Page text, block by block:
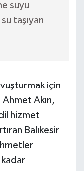
suyu
taşıyan
için
Akın,
hizmet
Balıkesir
kadar